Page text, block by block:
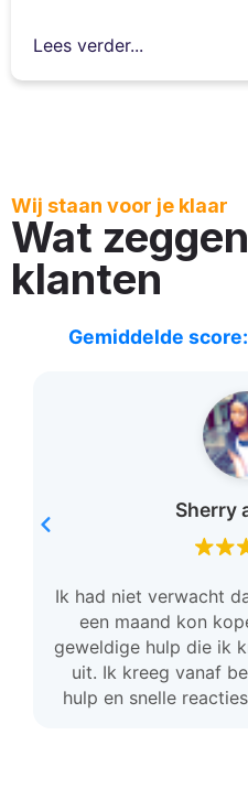
Lees verder...
Wij staan voor je klaar
Wat
klanten
Gemiddelde score:
Sherry
Ik had niet verwacht
een maand kon
geweldige hulp die ik
uit. Ik kreeg vanaf
hulp en snelle